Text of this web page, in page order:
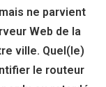
ne parvient
Web de la
ville. Quel(le)
le routeur